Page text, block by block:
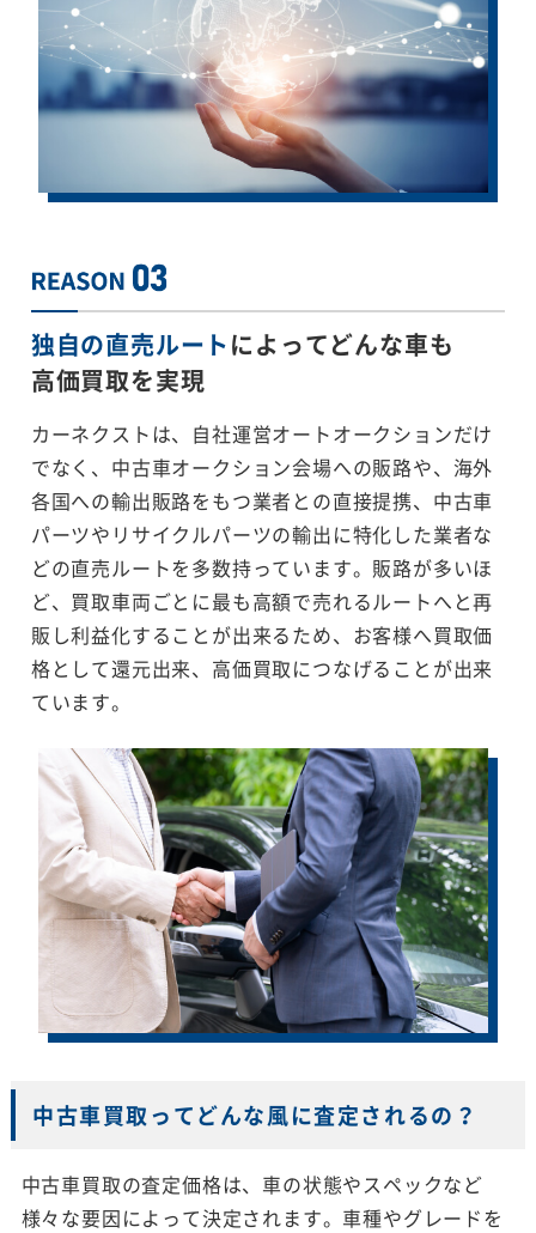
独自の直売ルートによってどんな車も
高価買取を実現
カーネクストは、自社運営オートオークションだけ
でなく、中古車オークション会場への販路や、海外
各国への輸出販路をもつ業者との直接提携、中古車
パーツやリサイクルパーツの輸出に特化した業者な
どの直売ルートを多数持っています。販路が多いほ
ど、買取車両ごとに最も高額で売れるルートへと再
販し利益化することが出来るため、お客様へ買取価
格として還元出来、高価買取につなげることが出来
ています。
中古車買取ってどんな風に査定されるの？
中古車買取の査定価格は、車の状態やスペックなど
様々な要因によって決定されます。車種やグレードを